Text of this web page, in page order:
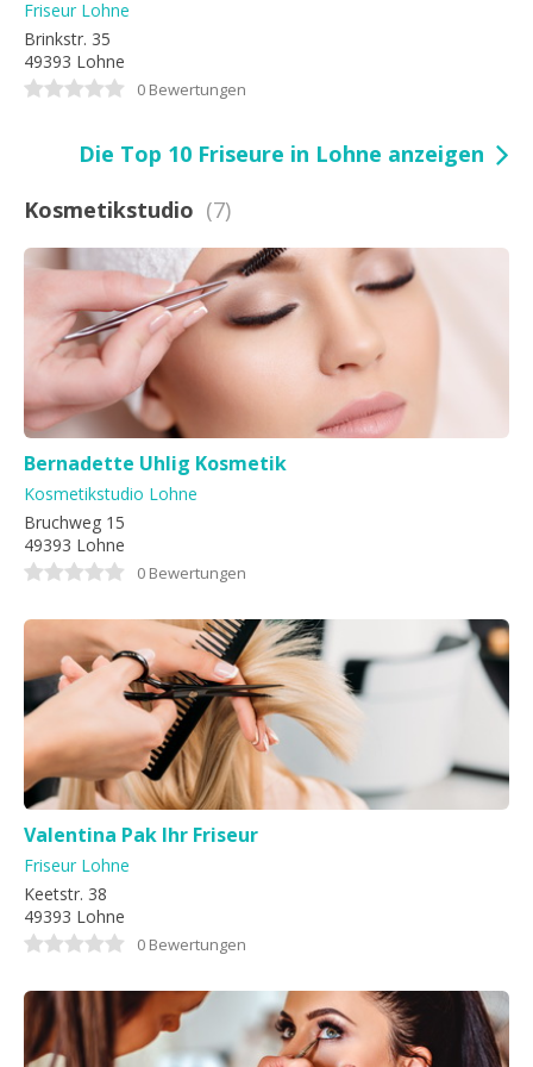
Friseur Lohne
Brinkstr. 35
49393 Lohne
0 Bewertungen
Die Top 10 Friseure in Lohne anzeigen
Kosmetikstudio (7)
Bernadette Uhlig Kosmetik
Kosmetikstudio Lohne
Bruchweg 15
49393 Lohne
0 Bewertungen
Valentina Pak Ihr Friseur
Friseur Lohne
Keetstr. 38
49393 Lohne
0 Bewertungen